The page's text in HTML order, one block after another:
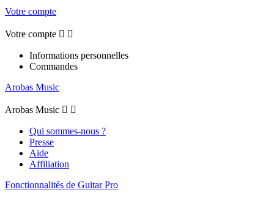
Votre compte
Votre compte  
Informations personnelles
Commandes
Arobas Music
Arobas Music  
Qui sommes-nous ?
Presse
Aide
Affiliation
Fonctionnalités de Guitar Pro